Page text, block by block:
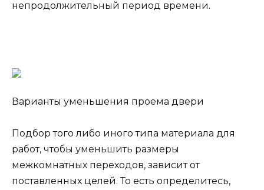
непродолжительный период времени.
Варианты уменьшения проема двери
Подбор того либо иного типа материала для
работ, чтобы уменьшить размеры
межкомнатных переходов, зависит от
поставленных целей. То есть определитесь,